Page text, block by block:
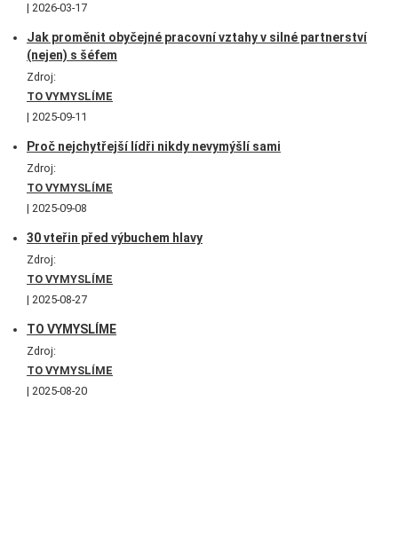
2026-03-17
Jak proměnit obyčejné pracovní vztahy v silné partnerství
(nejen) s šéfem
Zdroj:
TO VYMYSLÍME
2025-09-11
Proč nejchytřejší lídři nikdy nevymýšlí sami
Zdroj:
TO VYMYSLÍME
2025-09-08
30 vteřin před výbuchem hlavy
Zdroj:
TO VYMYSLÍME
2025-08-27
TO VYMYSLÍME
Zdroj:
TO VYMYSLÍME
2025-08-20